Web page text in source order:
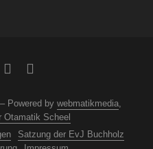
Powered by webmatikmedia,
Otamatik Scheel
Satzung der EvJ Buchholz